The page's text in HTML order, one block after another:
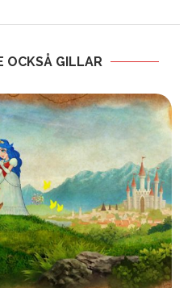
OCKSÅ GILLAR